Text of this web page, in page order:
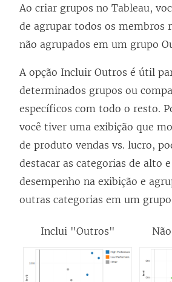
Ao criar grupos no Tableau,
de agrupar todos os membros
não agrupados em um grupo
A opção Incluir Outros é útil
determinados grupos ou
específicos com todo o resto.
você tiver uma exibição que
de produto vendas vs. lucro,
destacar as categorias de alto
desempenho na exibição e
outras categorias em um
Inclui "Outros"